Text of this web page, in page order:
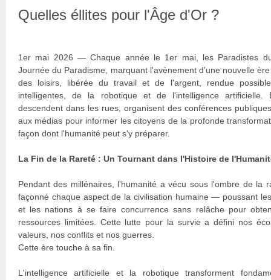
Quelles éllites pour l'Âge d'Or ?
1er mai 2026 — Chaque année le 1er mai, les Paradistes
Journée du Paradisme, marquant l'avènement d'une nouvelle
des loisirs, libérée du travail et de l'argent, rendue
intelligentes, de la robotique et de l'intelligence
descendent dans les rues, organisent des conférences
aux médias pour informer les citoyens de la profonde
façon dont l'humanité peut s'y préparer.
La Fin de la Rareté : Un Tournant dans l'Histoire de
Pendant des millénaires, l'humanité a vécu sous l'ombre de la
façonné chaque aspect de la civilisation humaine — poussant
et les nations à se faire concurrence sans relâche pour
ressources limitées. Cette lutte pour la survie a défini nos
valeurs, nos conflits et nos guerres.
Cette ère touche à sa fin.
L'intelligence artificielle et la robotique transforment